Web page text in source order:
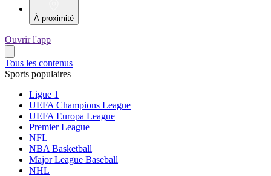
À proximité
Ouvrir l'app
Tous les contenus
Sports populaires
Ligue 1
UEFA Champions League
UEFA Europa League
Premier League
NFL
NBA Basketball
Major League Baseball
NHL